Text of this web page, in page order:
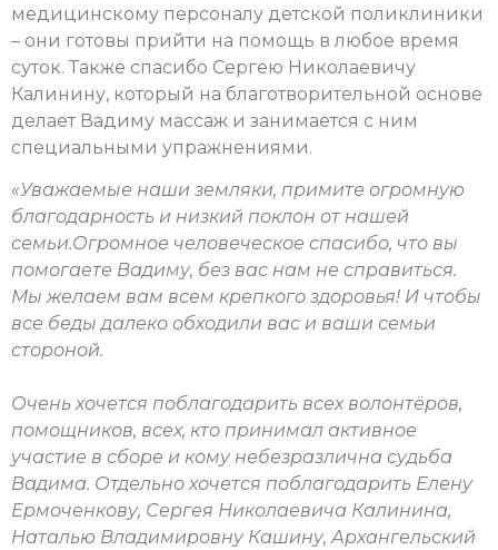
медицинскому персоналу детской поликлиники
– они готовы прийти на помощь в любое время
суток. Также спасибо Сергею Николаевичу
Калинину, который на благотворительной основе
делает Вадиму массаж и занимается с ним
специальными упражнениями.
«Уважаемые наши земляки, примите огромную
благодарность и низкий поклон от нашей
семьи.Огромное человеческое спасибо, что вы
помогаете Вадиму, без вас нам не справиться.
Мы желаем вам всем крепкого здоровья! И чтобы
все беды далеко обходили вас и ваши семьи
стороной.
Очень хочется поблагодарить всех волонтёров,
помощников, всех, кто принимал активное
участие в сборе и кому небезразлична судьба
Вадима. Отдельно хочется поблагодарить Елену
Ермоченкову, Сергея Николаевича Калинина,
Наталью Владимировну Кашину, Архангельский